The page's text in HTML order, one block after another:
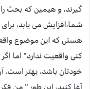
گیرند، و هیمین که بحث
شما،افزایش می یابد، برای
هستی که این موضوع
کنی واقعیت ندارد” اما
خودتان باشد، بهتر است،